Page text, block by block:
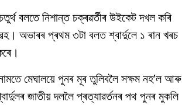
বলতে নিশান্ত চক্ৰৱৰ্তীৰ উইকেট দখল কৰি
অভাৰৰ প্ৰথম ৩টা বলত শ্বাৰ্দুলে ১ ৰান খৰচ
মেঘালয়ে পুনৰ মূৰ তুলিবলৈ সক্ষম নহ’ল আৰু
জাতীয় দললৈ প্ৰত্যাৱৰ্তনৰ পথ পুনৰ মুকলি